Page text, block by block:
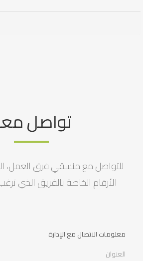
تواصل
للتواصل مع منسقي فرق العمل،
الأرقام الخاصة بالفريق الذي ترغب
معلومات الاتصال مع الإدارة
العنوان